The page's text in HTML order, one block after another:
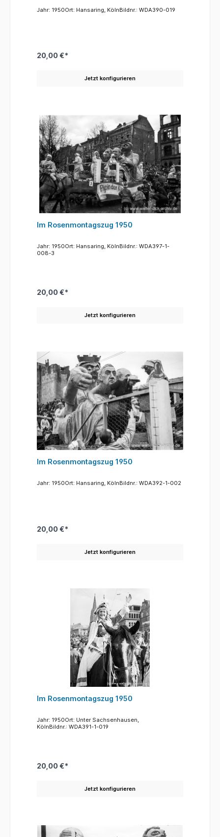
Jahr: 1950Ort: Hansaring, KölnBildnr.: WDA390-019
20,00 €*
Jetzt konfigurieren
Im Rosenmontagszug 1950
Jahr: 1950Ort: Hansaring, KölnBildnr.: WDA397-1-
008-3
20,00 €*
Jetzt konfigurieren
Im Rosenmontagszug 1950
Jahr: 1950Ort: Hansaring, KölnBildnr.: WDA392-1-002
20,00 €*
Jetzt konfigurieren
Im Rosenmontagszug 1950
Jahr: 1950Ort: Unter Sachsenhausen,
KölnBildnr.: WDA391-1-019
20,00 €*
Jetzt konfigurieren